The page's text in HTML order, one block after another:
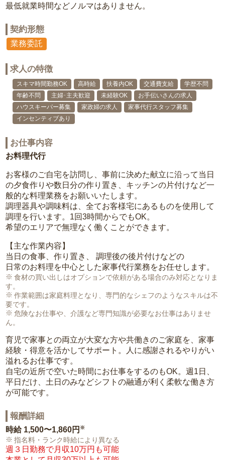
最低就業時間などノルマはありません。
契約形態
業務委託
求人の特徴
スキマ時間勤務OK 高時給 扶養内OK 交通費支給
学歴不問
年齢不問
主婦･主夫歓迎 未経験OK
お手伝いさんの求人
ハウスキーパー募集
家政婦の求人
家事代行スタッフ募集
インセンティブあり
お仕事内容
お料理代行
お客様のご自宅を訪問し、事前に決めた献立に沿って当日
の夕食作りや数日分の作り置き、キッチンの片付けなど一
般的な料理業務をお願いいたします。
調理器具や調味料は、全てお客様宅にあるものを使用して
調理を行います。1回3時間からでもOK。
希望のエリアで無理なく働くことができます。
【主な作業内容】
当日の食事、作り置き、 調理後の後片付けなどの
日常のお料理を中心とした家事代行業務をお任せします。
食材の買い出しはオプションで依頼がある場合のみ対応となりま
す。
作業範囲は家庭料理となり、専門的なシェフのようなスキルは不
要です。
危険なお仕事や、介護など専門知識が必要なお仕事はありませ
ん。
育児で家事との両立が大変な方や共働きのご家庭を、家事
経験・得意を活かしてサポート。人に感謝されるやりがい
溢れるお仕事です。
自宅の近所で空いた時間にお仕事をするのもOK。週1日、
平日だけ、土日のみなどシフトの融通が利く柔軟な働き方
が可能です。
報酬詳細
時給 1,500〜1,860円 ※
指名料・ランク時給により異なる
週３日勤務で月収10万円も可能